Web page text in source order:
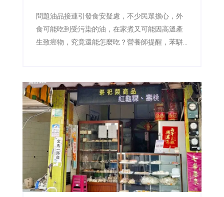
問題油品接連引發食安疑慮，不少民眾擔心，外
食可能吃到受污染的油，在家煮又可能因高溫產
生致癌物，究竟還能怎麼吃？營養師提醒，苯駢
食品能立即把它「排出體外」。真正有效的防
線，是確認問題產品、減少焦黑食物及改善用油
習慣。